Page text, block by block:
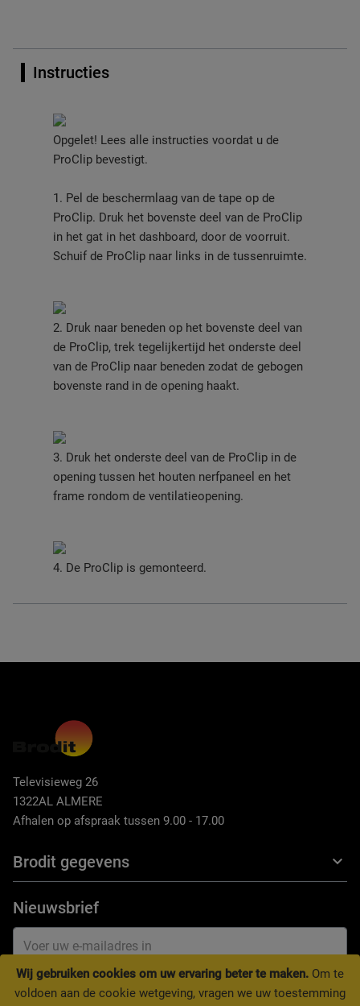
Wij gebruiken cookies om uw ervaring beter te maken. Om te
voldoen aan de cookie wetgeving, vragen we uw toestemming
Instructies
Opgelet! Lees alle instructies voordat u de
ProClip bevestigt.
1. Pel de beschermlaag van de tape op de
ProClip. Druk het bovenste deel van de ProClip
in het gat in het dashboard, door de voorruit.
Schuif de ProClip naar links in de tussenruimte.
2. Druk naar beneden op het bovenste deel van
de ProClip, trek tegelijkertijd het onderste deel
van de ProClip naar beneden zodat de gebogen
bovenste rand in de opening haakt.
3. Druk het onderste deel van de ProClip in de
opening tussen het houten nerfpaneel en het
frame rondom de ventilatieopening.
4. De ProClip is gemonteerd.
Televisieweg 26
1322AL ALMERE
Afhalen op afspraak tussen 9.00 - 17.00
Brodit gegevens
Nieuwsbrief
INSCHRIJVEN